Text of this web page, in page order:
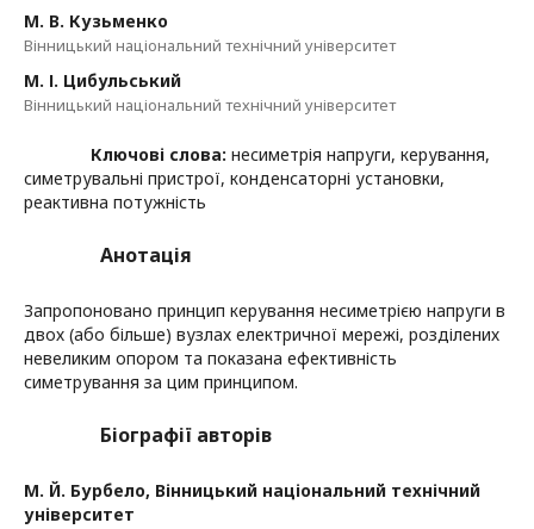
М. В. Кузьменко
Вінницький національний технічний університет
М. І. Цибульський
Вінницький національний технічний університет
Ключові слова: несиметрія напруги, керування,
симетрувальні пристрої, конденсаторні установки,
реактивна потужність
Анотація
Запропоновано принцип керування несиметрією напруги в
двох (або більше) вузлах електричної мережі, розділених
невеликим опором та показана ефективність
симетрування за цим принципом.
Біографії авторів
М. Й. Бурбело, Вінницький національний технічний
університет